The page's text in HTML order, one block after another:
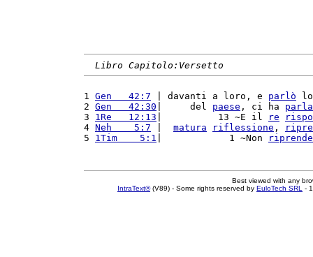
Libro Capitolo:Versetto
1 Gen   42:7 | davanti a loro, e parlò
2 Gen   42:30 |     del paese , ci ha
3 1Re   12:13 |          13 ~E il re
4 Neh    5:7 matura riflessione ,
5 1Tim    5:1 |            1 ~Non
Best viewed with any
IntraText®(V89) - Some rights reserved by EuloTech SRL -